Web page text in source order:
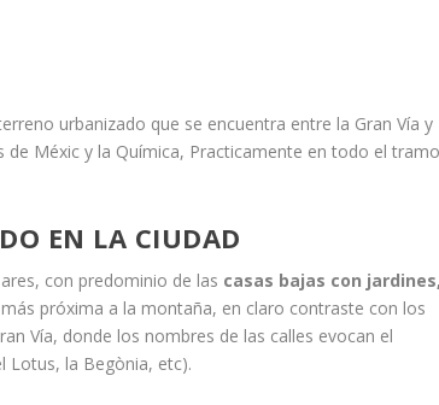
urbanizado que se encuentra entre la Gran Vía y
de Méxic y la Química, Practicamente en todo el
EN LA CIUDAD
con predominio de las casas bajas con
próxima a la montaña, en claro contraste con los
Vía, donde los nombres de las calles evocan el
Lotus, la Begònia, etc).